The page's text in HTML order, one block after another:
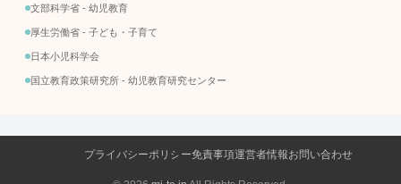
文部科学省 - 幼児教育
厚生労働省 - 子ども・子育て
日本小児科学会
国立教育政策研究所 - 幼児教育研究センター
プライバシーポリシー免責事項運営者情報お問い合わせ